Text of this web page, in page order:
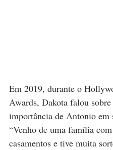
Em 2019, durante o
Awards, Dakota falou sobre
importância de Antonio em
“Venho de uma família
casamentos e tive muita